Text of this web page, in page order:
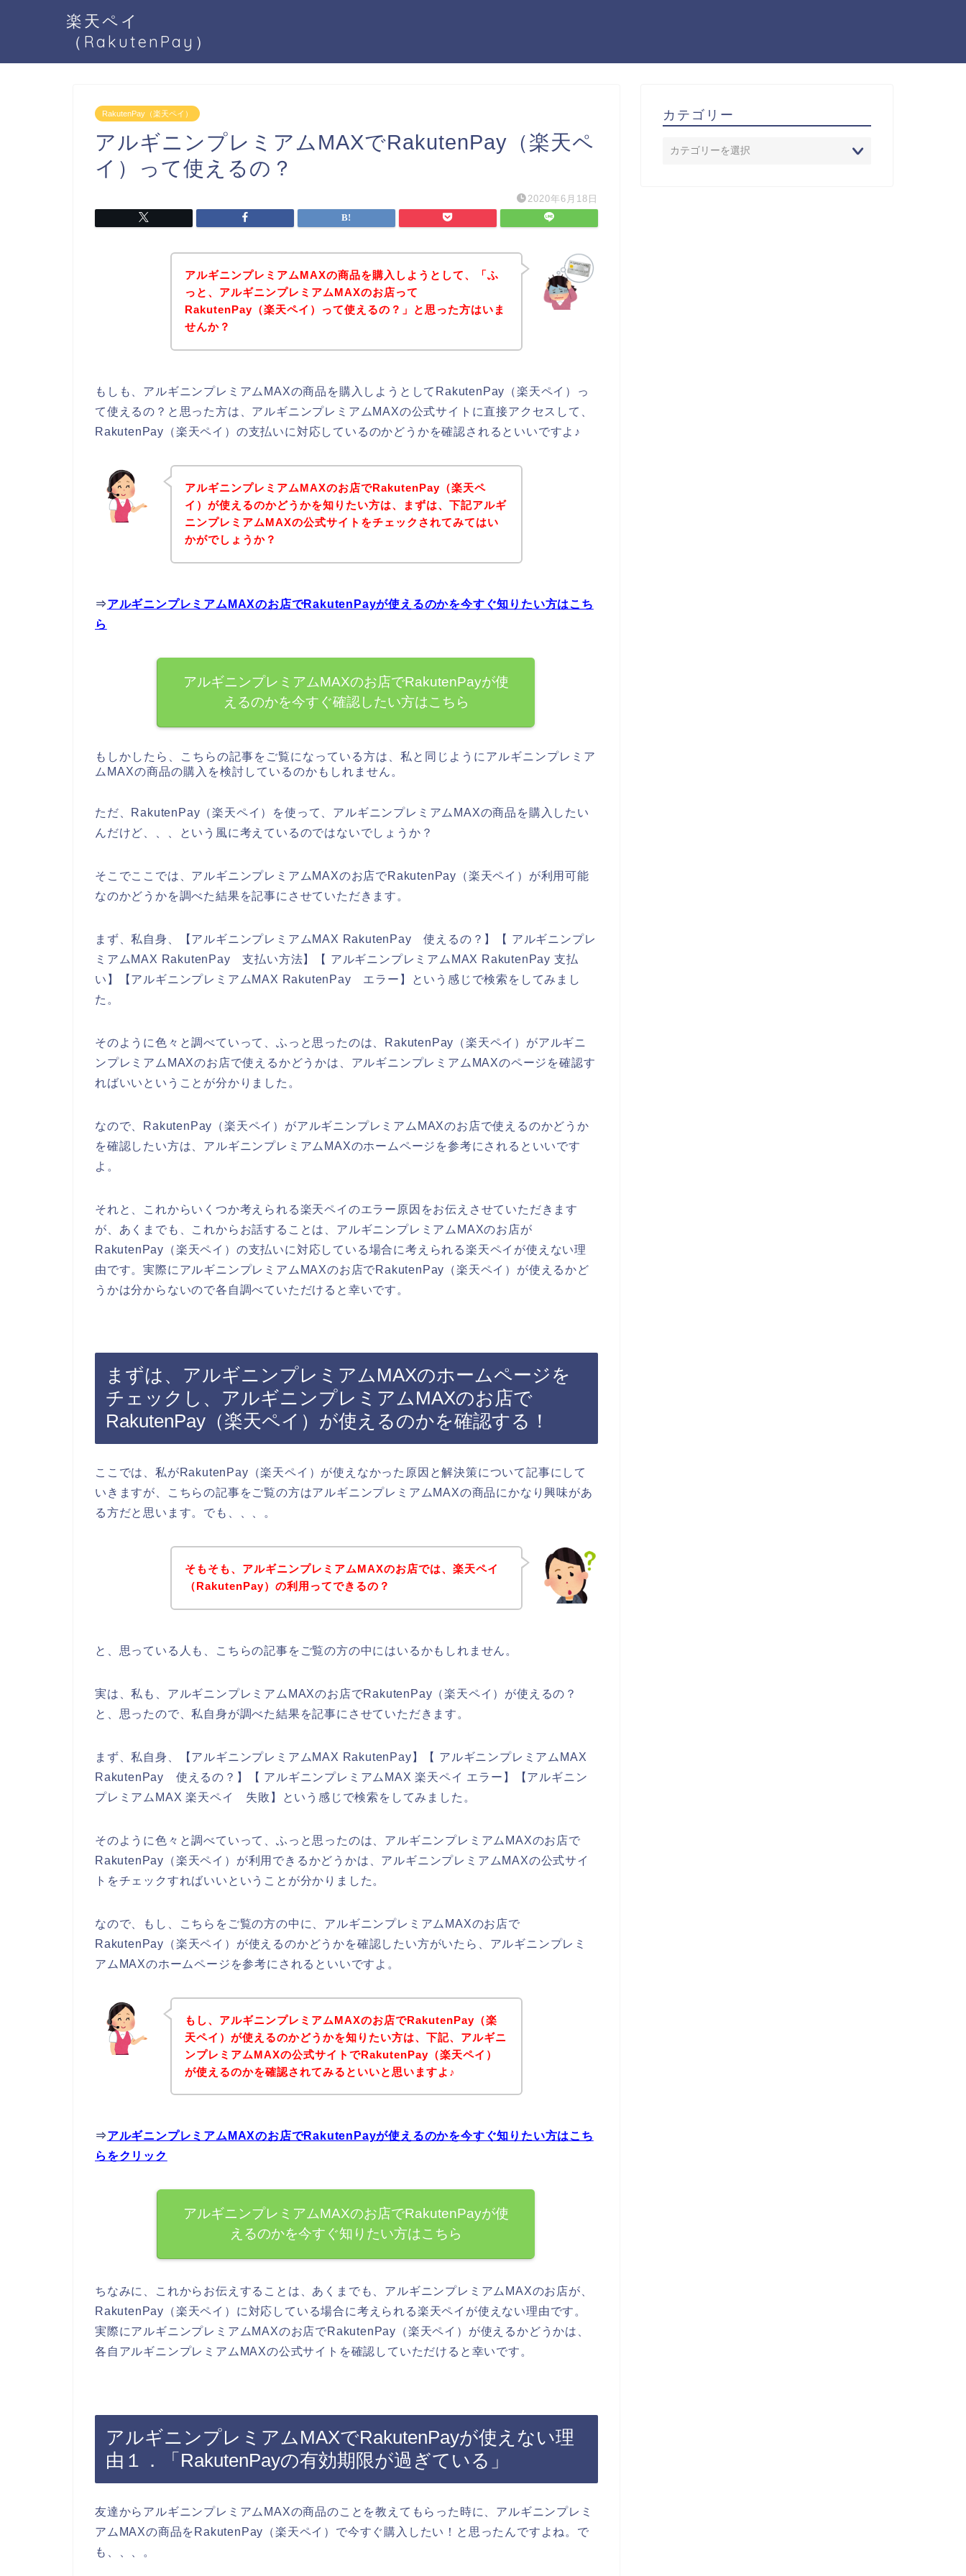
楽天ペイ
（RakutenPay）
RakutenPay（楽天ペイ）
アルギニンプレミアムMAXでRakutenPay（楽天ペ
イ）って使えるの？
2020年6月18日
アルギニンプレミアムMAXの商品を購入しようとして、「ふ
っと、アルギニンプレミアムMAXのお店って
RakutenPay（楽天ペイ）って使えるの？」と思った方はいま
せんか？
もしも、アルギニンプレミアムMAXの商品を購入しようとしてRakutenPay（楽天ペイ）っ
て使えるの？と思った方は、アルギニンプレミアムMAXの公式サイトに直接アクセスして、
RakutenPay（楽天ペイ）の支払いに対応しているのかどうかを確認されるといいですよ♪
アルギニンプレミアムMAXのお店でRakutenPay（楽天ペ
イ）が使えるのかどうかを知りたい方は、まずは、下記アルギ
ニンプレミアムMAXの公式サイトをチェックされてみてはい
かがでしょうか？
⇒アルギニンプレミアムMAXのお店でRakutenPayが使えるのかを今すぐ知りたい方はこち
ら
アルギニンプレミアムMAXのお店でRakutenPayが使
えるのかを今すぐ確認したい方はこちら
もしかしたら、こちらの記事をご覧になっている方は、私と同じようにアルギニンプレミア
ムMAXの商品の購入を検討しているのかもしれません。
ただ、RakutenPay（楽天ペイ）を使って、アルギニンプレミアムMAXの商品を購入したい
んだけど、、、という風に考えているのではないでしょうか？
そこでここでは、アルギニンプレミアムMAXのお店でRakutenPay（楽天ペイ）が利用可能
なのかどうかを調べた結果を記事にさせていただきます。
まず、私自身、【アルギニンプレミアムMAX RakutenPay 使えるの？】【 アルギニンプレ
ミアムMAX RakutenPay 支払い方法】【 アルギニンプレミアムMAX RakutenPay 支払
い】【アルギニンプレミアムMAX RakutenPay エラー】という感じで検索をしてみまし
た。
そのように色々と調べていって、ふっと思ったのは、RakutenPay（楽天ペイ）がアルギニ
ンプレミアムMAXのお店で使えるかどうかは、アルギニンプレミアムMAXのページを確認す
ればいいということが分かりました。
なので、RakutenPay（楽天ペイ）がアルギニンプレミアムMAXのお店で使えるのかどうか
を確認したい方は、アルギニンプレミアムMAXのホームページを参考にされるといいです
よ。
それと、これからいくつか考えられる楽天ペイのエラー原因をお伝えさせていただきます
が、あくまでも、これからお話することは、アルギニンプレミアムMAXのお店が
RakutenPay（楽天ペイ）の支払いに対応している場合に考えられる楽天ペイが使えない理
由です。実際にアルギニンプレミアムMAXのお店でRakutenPay（楽天ペイ）が使えるかど
うかは分からないので各自調べていただけると幸いです。
まずは、アルギニンプレミアムMAXのホームページを
チェックし、アルギニンプレミアムMAXのお店で
RakutenPay（楽天ペイ）が使えるのかを確認する！
ここでは、私がRakutenPay（楽天ペイ）が使えなかった原因と解決策について記事にして
いきますが、こちらの記事をご覧の方はアルギニンプレミアムMAXの商品にかなり興味があ
る方だと思います。でも、、、。
そもそも、アルギニンプレミアムMAXのお店では、楽天ペイ
（RakutenPay）の利用ってできるの？
と、思っている人も、こちらの記事をご覧の方の中にはいるかもしれません。
実は、私も、アルギニンプレミアムMAXのお店でRakutenPay（楽天ペイ）が使えるの？
と、思ったので、私自身が調べた結果を記事にさせていただきます。
まず、私自身、【アルギニンプレミアムMAX RakutenPay】【 アルギニンプレミアムMAX
RakutenPay 使えるの？】【 アルギニンプレミアムMAX 楽天ペイ エラー】【アルギニン
プレミアムMAX 楽天ペイ 失敗】という感じで検索をしてみました。
そのように色々と調べていって、ふっと思ったのは、アルギニンプレミアムMAXのお店で
RakutenPay（楽天ペイ）が利用できるかどうかは、アルギニンプレミアムMAXの公式サイ
トをチェックすればいいということが分かりました。
なので、もし、こちらをご覧の方の中に、アルギニンプレミアムMAXのお店で
RakutenPay（楽天ペイ）が使えるのかどうかを確認したい方がいたら、アルギニンプレミ
アムMAXのホームページを参考にされるといいですよ。
もし、アルギニンプレミアムMAXのお店でRakutenPay（楽
天ペイ）が使えるのかどうかを知りたい方は、下記、アルギニ
ンプレミアムMAXの公式サイトでRakutenPay（楽天ペイ）
が使えるのかを確認されてみるといいと思いますよ♪
⇒アルギニンプレミアムMAXのお店でRakutenPayが使えるのかを今すぐ知りたい方はこち
らをクリック
アルギニンプレミアムMAXのお店でRakutenPayが使
えるのかを今すぐ知りたい方はこちら
ちなみに、これからお伝えすることは、あくまでも、アルギニンプレミアムMAXのお店が、
RakutenPay（楽天ペイ）に対応している場合に考えられる楽天ペイが使えない理由です。
実際にアルギニンプレミアムMAXのお店でRakutenPay（楽天ペイ）が使えるかどうかは、
各自アルギニンプレミアムMAXの公式サイトを確認していただけると幸いです。
アルギニンプレミアムMAXでRakutenPayが使えない理
由１．「RakutenPayの有効期限が過ぎている」
友達からアルギニンプレミアムMAXの商品のことを教えてもらった時に、アルギニンプレミ
アムMAXの商品をRakutenPay（楽天ペイ）で今すぐ購入したい！と思ったんですよね。で
も、、、。
カテゴリー